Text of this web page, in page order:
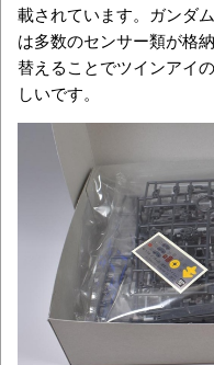
載されています。ガンダ
は多数のセンサー類が格
替えることでツインアイ
しいです。